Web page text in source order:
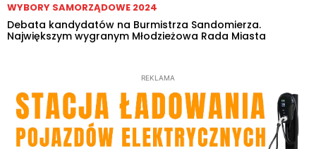
WYBORY SAMORZĄDOWE 2024
Debata kandydatów na Burmistrza Sandomierza.
Największym wygranym Młodzieżowa Rada Miasta
REKLAMA